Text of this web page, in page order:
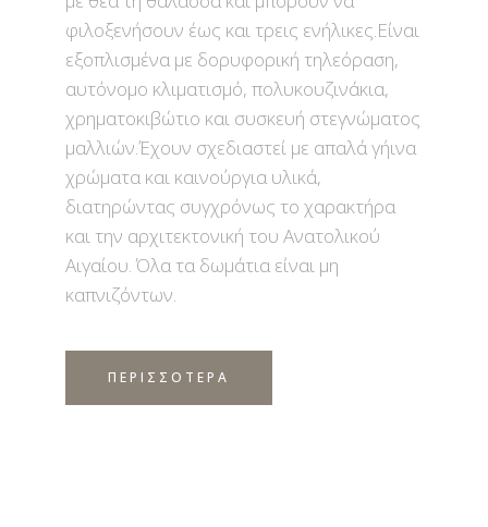
φιλοξενήσουν έως και τρεις ενήλικες.Είναι
εξοπλισμένα με δορυφορική τηλεόραση,
αυτόνομο κλιματισμό, πολυκουζινάκια,
χρηματοκιβώτιο και συσκευή στεγνώματος
μαλλιών.Έχουν σχεδιαστεί με απαλά γήινα
χρώματα και καινούργια υλικά,
διατηρώντας συγχρόνως το χαρακτήρα
και την αρχιτεκτονική του Ανατολικού
Αιγαίου. Όλα τα δωμάτια είναι μη
καπνιζόντων.
ΠΕΡΙΣΣΟΤΕΡΑ